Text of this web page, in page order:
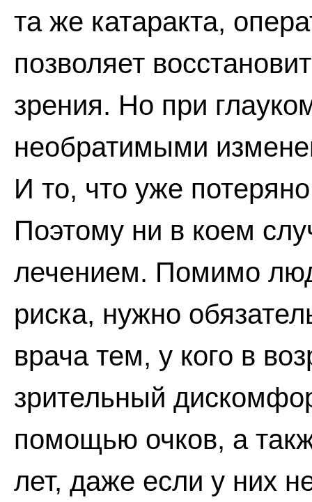
та же катаракта,
позволяет
зрения. Но при
необратимыми
И то, что уже
Поэтому ни в коем
лечением. Помимо
риска, нужно
врача тем, у кого в
зрительный
помощью очков, а
лет, даже если у них